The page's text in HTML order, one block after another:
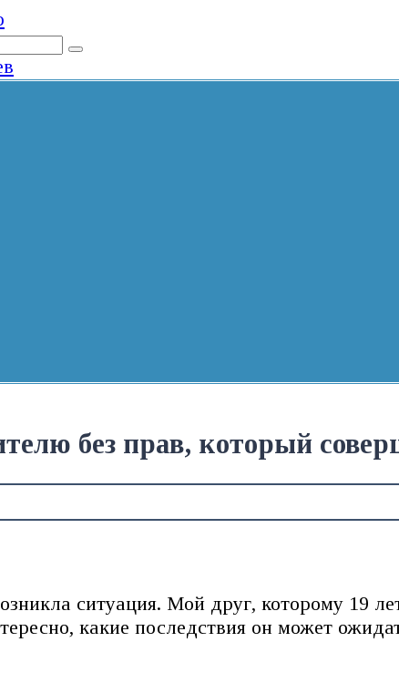
без прав, который
ситуация. Мой друг, которому 19
какие последствия он может